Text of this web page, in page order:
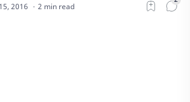
2 min read